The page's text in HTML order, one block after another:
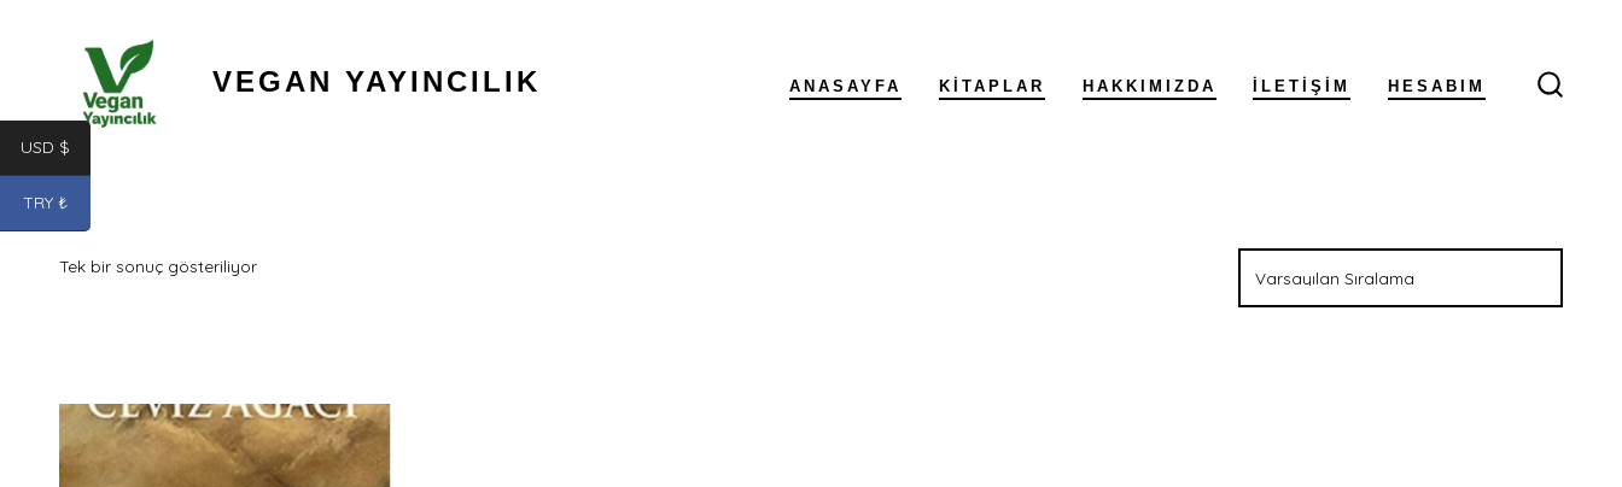
VEGAN YAYINCILIK ANASAYFA KITAPLAR HAKKIMIZDA İLETIŞIM HESABIM
Tek bir sonuç gösteriliyor
USD $
TRY ₺